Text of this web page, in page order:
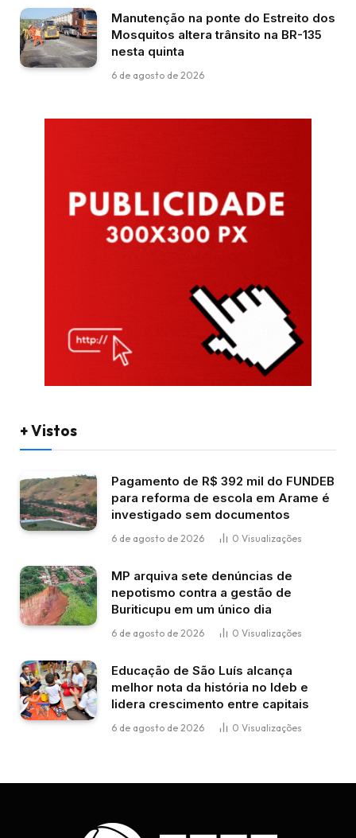
Manutenção na ponte do Estreito dos
Mosquitos altera trânsito na BR-135
nesta quinta
6 de agosto de 2026
+ Vistos
Pagamento de R$ 392 mil do FUNDEB
para reforma de escola em Arame é
investigado sem documentos
6 de agosto de 2026 0 Visualizações
MP arquiva sete denúncias de
nepotismo contra a gestão de
Buriticupu em um único dia
6 de agosto de 2026 0 Visualizações
Educação de São Luís alcança
melhor nota da história no Ideb e
lidera crescimento entre capitais
6 de agosto de 2026 0 Visualizações